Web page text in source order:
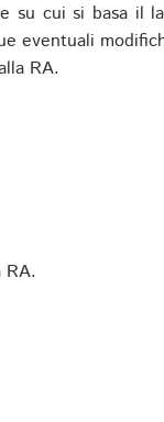
su cui si basa il
eventuali
RA.